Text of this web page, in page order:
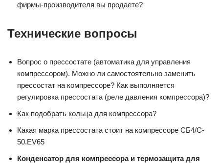
фирмы-производителя вы продаете?
Технические вопросы
Вопрос о прессостате (автоматика для управления
компрессором). Можно ли самостоятельно заменить
прессостат на компрессоре? Как выполняется
регулировка прессостата (реле давления компрессора)?
Как подобрать кольца для компрессора?
Какая марка прессостата стоит на компрессоре СБ4/C-
50.EV65
Конденсатор для компрессора и термозащита для